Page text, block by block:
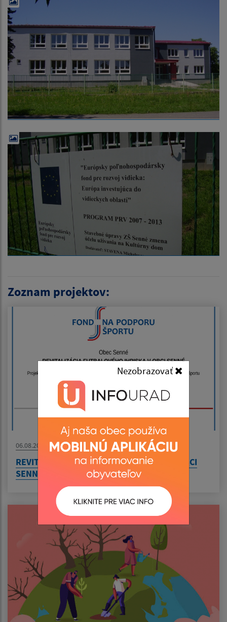
Nezobrazovať
Zoznam projektov:
06.08.2026
REVITALIZÁCIA FUTBALOVÉHO IHRISKA V OBCI
SENNÉ